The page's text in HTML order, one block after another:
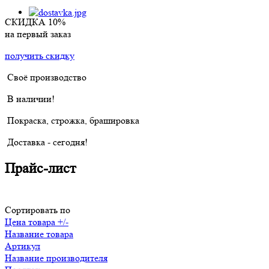
СКИДКА 10%
на первый заказ
получить скидку
Своё производство
В наличии!
Покраска, строжка, брашировка
Доставка - сегодня!
Прайс-лист
Сортировать по
Цена товара +/-
Название товара
Артикул
Название производителя